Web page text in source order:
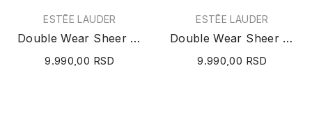
ESTĒE LAUDER
Double Wear Sheer Long-Wear Makeup (2C3 Fresco)...
9.990,00 RSD
ESTĒE LAUDER
Double Wear Sheer Long-Wear Makeup (2N1 Desert...
9.990,00 RSD